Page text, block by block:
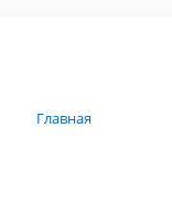
Главная